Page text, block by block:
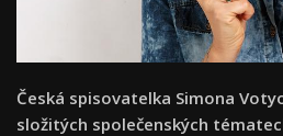
Česká spisovatelka Simona
složitých společenských